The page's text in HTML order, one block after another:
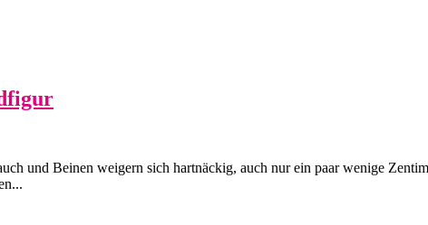
und Beinen weigern sich hartnäckig, auch nur ein paar wenige